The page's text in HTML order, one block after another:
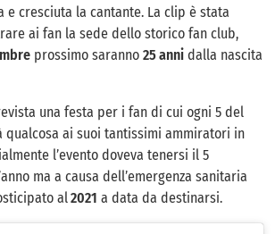
e cresciuta la cantante. La clip è stata
ai fan la sede dello storico fan club,
prossimo saranno 25 anni dalla nascita
una festa per i fan di cui ogni 5 del
qualcosa ai suoi tantissimi ammiratori in
l’evento doveva tenersi il 5
ma a causa dell’emergenza sanitaria
al2021 a data da destinarsi.